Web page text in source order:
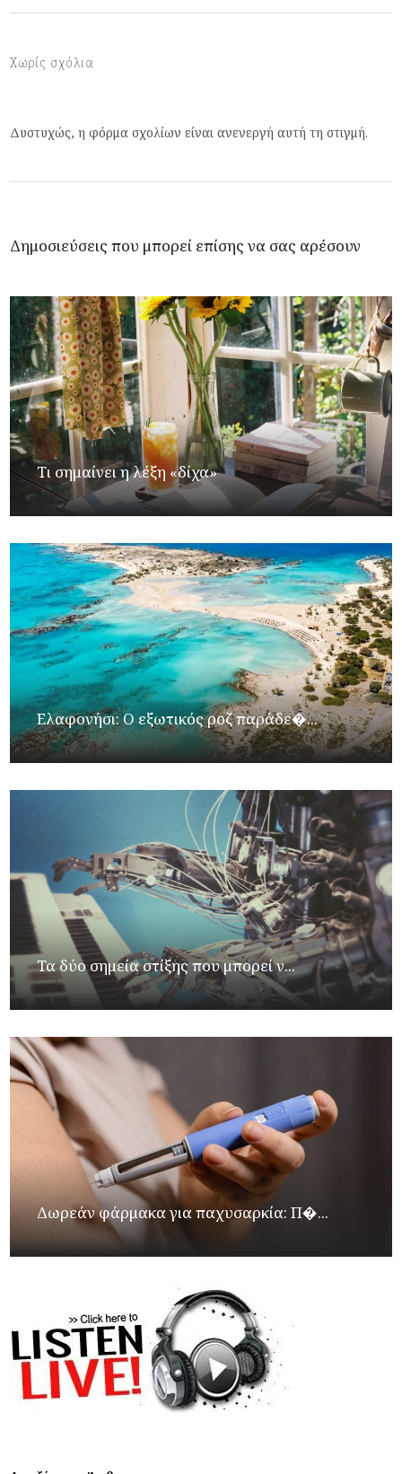
Χωρίς σχόλια
Δυστυχώς, η φόρμα σχολίων είναι ανενεργή αυτή τη στιγμή.
Δημοσιεύσεις που μπορεί επίσης να σας αρέσουν
Τι σημαίνει η λέξη «δίχα»
Ελαφονήσι: Ο εξωτικός ροζ παράδε�...
Τα δύο σημεία στίξης που μπορεί ν...
Δωρεάν φάρμακα για παχυσαρκία: Π�...